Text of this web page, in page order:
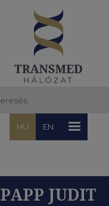
HU EN
PAPP JUDIT